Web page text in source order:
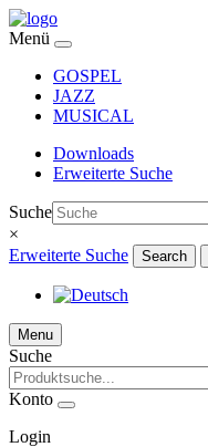
Menü
GOSPEL
JAZZ
MUSICAL
Downloads
Erweiterte Suche
Suche
×
Erweiterte Suche
Search
Menu
Suche
Konto
Login